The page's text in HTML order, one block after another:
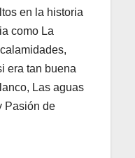
en la historia
como La
era tan buena
Las aguas
Pasión de